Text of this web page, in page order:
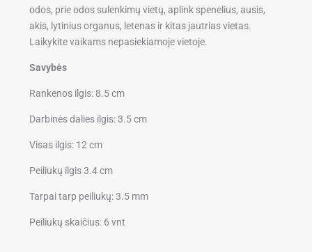
odos, prie odos sulenkimų vietų, aplink spenelius, ausis,
akis, lytinius organus, letenas ir kitas jautrias vietas.
Laikykite vaikams nepasiekiamoje vietoje.
Savybės
Rankenos ilgis: 8.5 cm
Darbinės dalies ilgis: 3.5 cm
Visas ilgis: 12 cm
Peiliukų ilgis 3.4 cm
Tarpai tarp peiliukų: 3.5 mm
Peiliukų skaičius: 6 vnt